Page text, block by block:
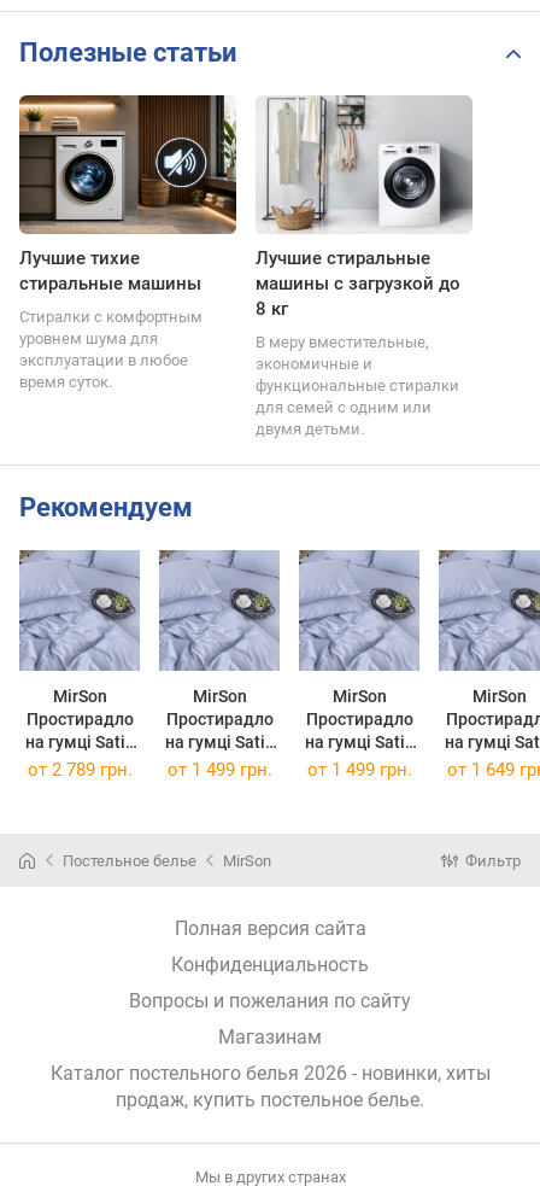
Полезные статьи
Лучшие тихие
стиральные машины
Стиралки с комфортным
уровнем шума для
эксплуатации в любое
время суток.
Лучшие стиральные
машины с загрузкой до
8 кг
В меру вместительные,
экономичные и
функциональные стиралки
для семей с одним или
двумя детьми.
Рекомендуем
MirSon
Простирадло
на гумці Satin
Premium 0843
MirSon
Простирадло
на гумці Satin
Premium 0843
MirSon
Простирадло
на гумці Satin
Premium 0843
MirSon
на гумці Satin
Premium
от 2 789 грн. от 1 499 грн. от 1 499 грн. от 1 649
Постельное белье MirSon Фильтр
Полная версия сайта
Конфиденциальность
Вопросы и пожелания по сайту
Магазинам
Каталог постельного белья 2026 - новинки, хиты
продаж, купить постельное белье.
Мы в других странах